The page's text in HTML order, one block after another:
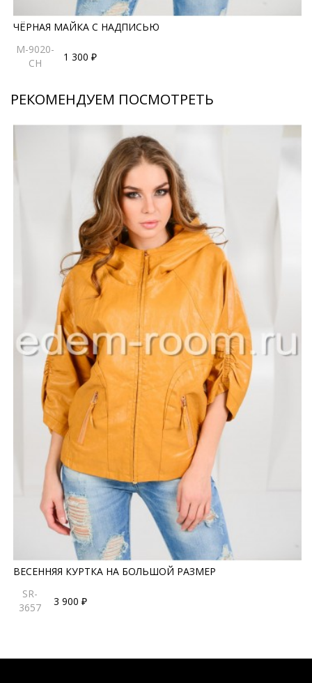
ЧЁРНАЯ МАЙКА С НАДПИСЬЮ
M-9020-
CH
1 300 ₽
РЕКОМЕНДУЕМ ПОСМОТРЕТЬ
ВЕСЕННЯЯ КУРТКА НА БОЛЬШОЙ РАЗМЕР
SR-
3657
3 900 ₽